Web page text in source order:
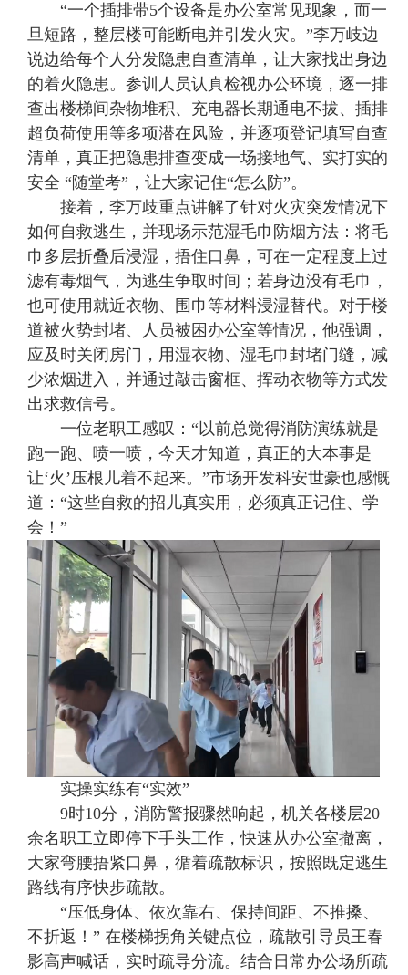
“一个插排带5个设备是办公室常见现象，而一
旦短路，整层楼可能断电并引发火灾。”李万岐边
说边给每个人分发隐患自查清单，让大家找出身边
的着火隐患。参训人员认真检视办公环境，逐一排
查出楼梯间杂物堆积、充电器长期通电不拔、插排
超负荷使用等多项潜在风险，并逐项登记填写自查
清单，真正把隐患排查变成一场接地气、实打实的
安全 “随堂考”，让大家记住“怎么防”。
接着，李万歧重点讲解了针对火灾突发情况下
如何自救逃生，并现场示范湿毛巾防烟方法：将毛
巾多层折叠后浸湿，捂住口鼻，可在一定程度上过
滤有毒烟气，为逃生争取时间；若身边没有毛巾，
也可使用就近衣物、围巾等材料浸湿替代。对于楼
道被火势封堵、人员被困办公室等情况，他强调，
应及时关闭房门，用湿衣物、湿毛巾封堵门缝，减
少浓烟进入，并通过敲击窗框、挥动衣物等方式发
出求救信号。
一位老职工感叹：“以前总觉得消防演练就是
跑一跑、喷一喷，今天才知道，真正的大本事是
让‘火’压根儿着不起来。”市场开发科安世豪也感慨
道：“这些自救的招儿真实用，必须真正记住、学
会！”
实操实练有“实效”
9时10分，消防警报骤然响起，机关各楼层20
余名职工立即停下手头工作，快速从办公室撤离，
大家弯腰捂紧口鼻，循着疏散标识，按照既定逃生
路线有序快步疏散。
“压低身体、依次靠右、保持间距、不推搡、
不折返！” 在楼梯拐角关键点位，疏散引导员王春
影高声喊话，实时疏导分流。结合日常办公场所疏